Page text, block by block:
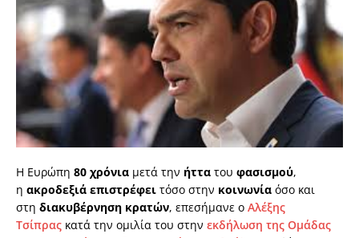
Η Ευρώπη 80 χρόνια μετά την ήττα του φασισμού,
η ακροδεξιά επιστρέφει τόσο στην κοινωνία όσο και
στη διακυβέρνηση κρατών, επεσήμανε ο Αλέξης
Τσίπρας κατά την ομιλία του στην εκδήλωση της Ομάδας